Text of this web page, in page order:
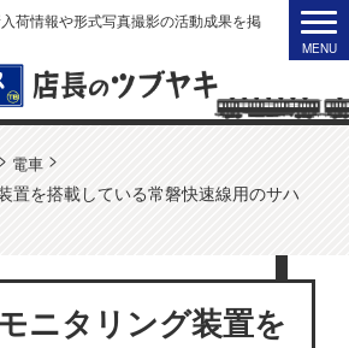
荷情報や形式写真撮影の活動成果を掲
> 電車 >
置を搭載している常磐快速線用のサハ
ニタリング装置を